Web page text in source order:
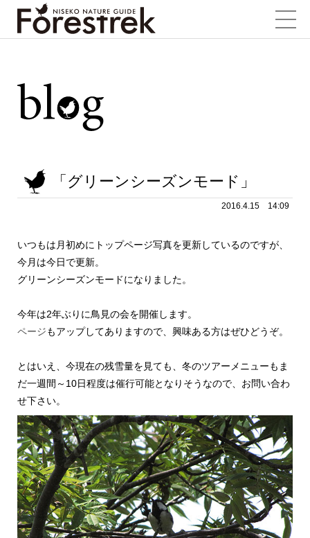
2016.4.15 14:09
「グリーンシーズンモード」
いつもは月初めにトップページ写真を更新しているのですが、
今月は今日で更新。
グリーンシーズンモードになりました。
今年は2年ぶりに鳥見の会を開催します。
ページもアップしてありますので、興味ある方はぜひどうぞ。
とはいえ、今現在の残雪量を見ても、冬のツアーメニューもま
だ一週間～10日程度は催行可能となりそうなので、お問い合わ
せ下さい。